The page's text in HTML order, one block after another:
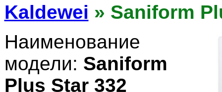
Kaldewei » Saniform
Наименование
модели: Saniform
Plus Star 332